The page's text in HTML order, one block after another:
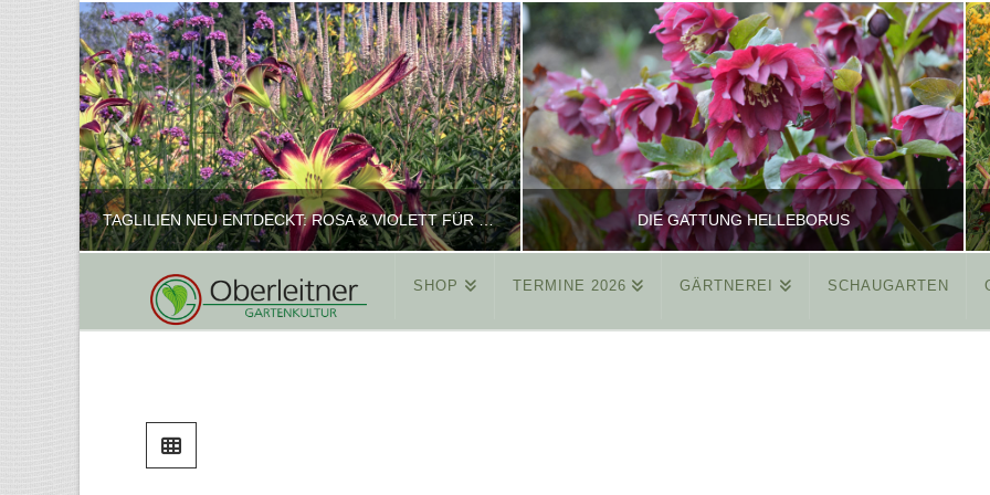
TAGLILIEN NEU ENTDECKT: ROSA & VIOLETT FÜR ROMANTISCHE PFLANZKOMBINATIONEN
REINHARD
DIE GATTUNG HELLEBORUS
REINHARD
SHOP TERMINE 2026 GÄRTNEREI SCHAUGARTEN